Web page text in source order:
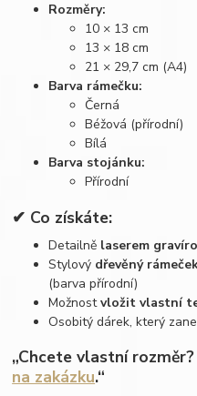
Rozměry:
10 × 13 cm
13 × 18 cm
21 × 29,7 cm (A4)
Barva rámečku:
Černá
Béžová (přírodní)
Bílá
Barva stojánku:
Přírodní
✔ Co získáte:
Detailně laserem
Stylový dřevěný
(barva přírodní)
Možnostvložit vlastní
Osobitý dárek, který
„Chcete vlastní
na zakázku.“